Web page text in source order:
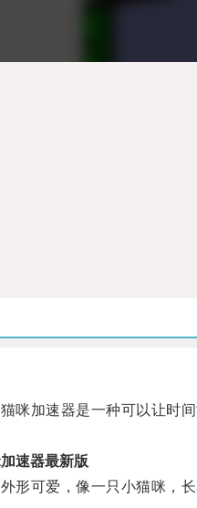
加速器是一种可以让时间
速器最新版
可爱，像一只小猫咪，长